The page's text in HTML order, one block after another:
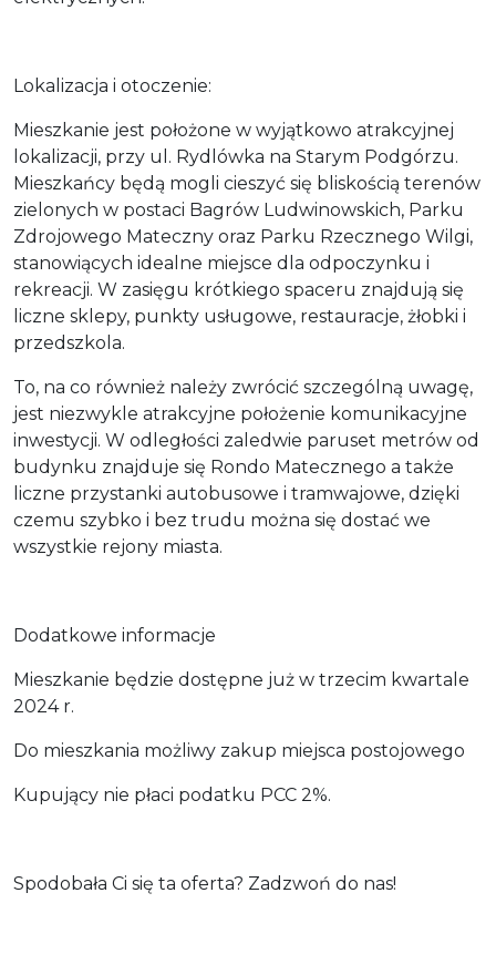
Lokalizacja i otoczenie:
Mieszkanie jest położone w wyjątkowo atrakcyjnej
lokalizacji, przy ul. Rydlówka na Starym Podgórzu.
Mieszkańcy będą mogli cieszyć się bliskością terenów
zielonych w postaci Bagrów Ludwinowskich, Parku
Zdrojowego Mateczny oraz Parku Rzecznego Wilgi,
stanowiących idealne miejsce dla odpoczynku i
rekreacji. W zasięgu krótkiego spaceru znajdują się
liczne sklepy, punkty usługowe, restauracje, żłobki i
przedszkola.
To, na co również należy zwrócić szczególną uwagę,
jest niezwykle atrakcyjne położenie komunikacyjne
inwestycji. W odległości zaledwie paruset metrów od
budynku znajduje się Rondo Matecznego a także
liczne przystanki autobusowe i tramwajowe, dzięki
czemu szybko i bez trudu można się dostać we
wszystkie rejony miasta.
Dodatkowe informacje
Mieszkanie będzie dostępne już w trzecim kwartale
2024 r.
Do mieszkania możliwy zakup miejsca postojowego
Kupujący nie płaci podatku PCC 2%.
Spodobała Ci się ta oferta? Zadzwoń do nas!